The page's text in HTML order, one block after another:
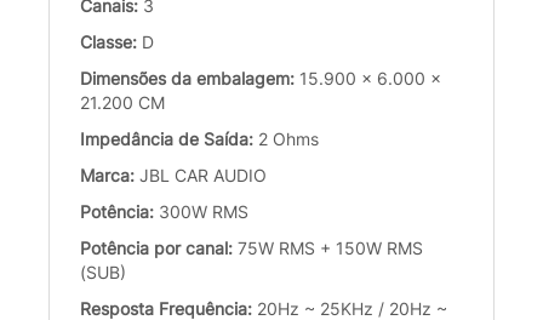
Canais: 3
Classe: D
Dimensões da embalagem: 15.900 x 6.000 x
21.200 CM
Impedância de Saída: 2 Ohms
Marca: JBL CAR AUDIO
Potência: 300W RMS
Potência por canal: 75W RMS + 150W RMS
(SUB)
Resposta Frequência: 20Hz ~ 25KHz / 20Hz ~